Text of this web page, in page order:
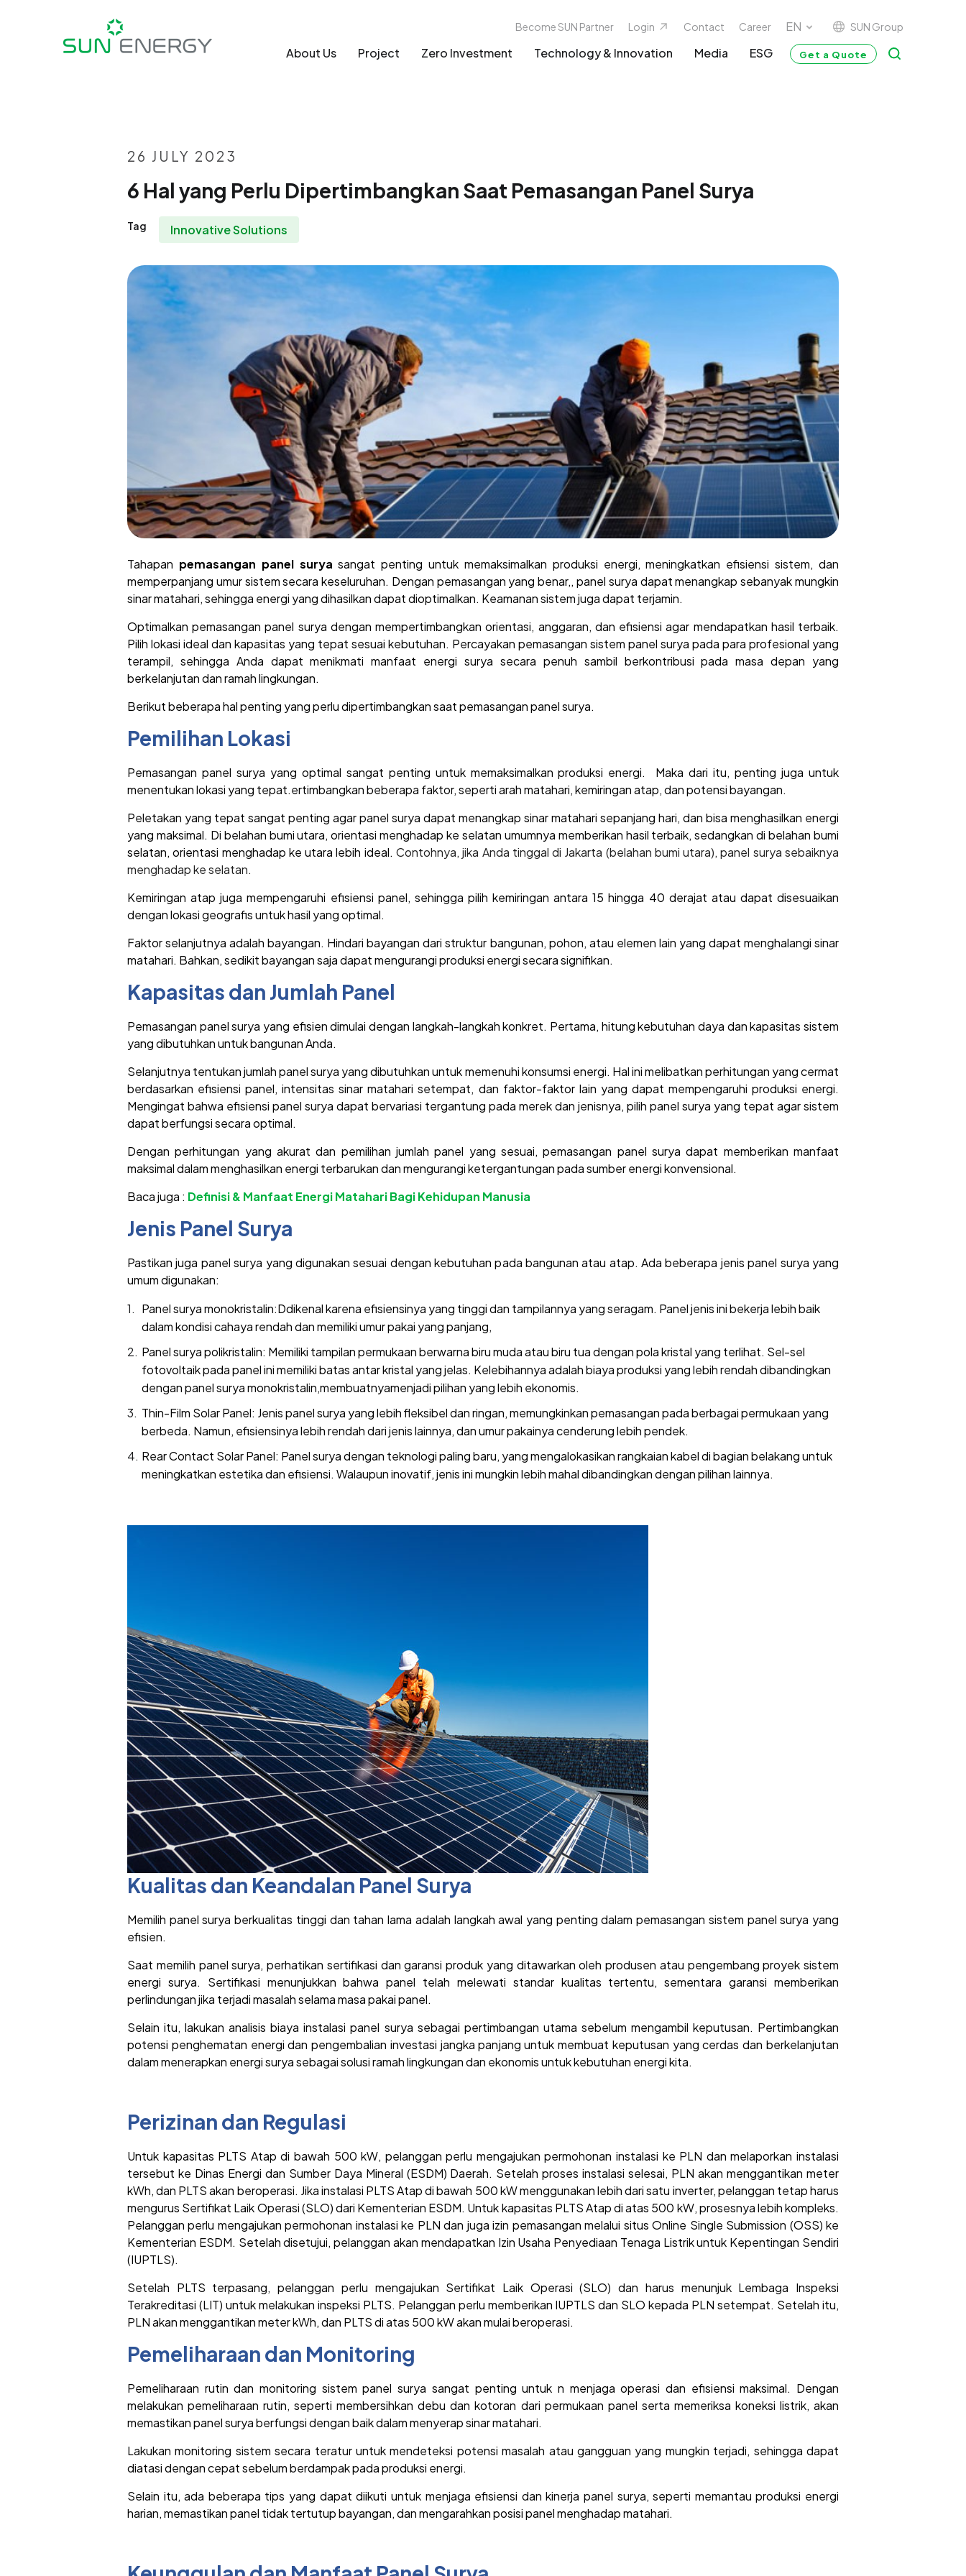
Become SUN Partner Login Contact Career SUN Group
About Us Project Zero Investment Technology & Innovation Media ESG Get a Quote
26 JULY 2023
6 Hal yang Perlu Dipertimbangkan Saat Pemasangan Panel Surya
Tag Innovative Solutions
Tahapan pemasangan panel surya sangat penting untuk memaksimalkan produksi energi, meningkatkan efisiensi sistem, dan
memperpanjang umur sistem secara keseluruhan. Dengan pemasangan yang benar,, panel surya dapat menangkap sebanyak mungkin
sinar matahari, sehingga energi yang dihasilkan dapat dioptimalkan. Keamanan sistem juga dapat terjamin.
Optimalkan pemasangan panel surya dengan mempertimbangkan orientasi, anggaran, dan efisiensi agar mendapatkan hasil terbaik.
Pilih lokasi ideal dan kapasitas yang tepat sesuai kebutuhan. Percayakan pemasangan sistem panel surya pada para profesional yang
terampil, sehingga Anda dapat menikmati manfaat energi surya secara penuh sambil berkontribusi pada masa depan yang
berkelanjutan dan ramah lingkungan.
Berikut beberapa hal penting yang perlu dipertimbangkan saat pemasangan panel surya.
Pemilihan Lokasi
Pemasangan panel surya yang optimal sangat penting untuk memaksimalkan produksi energi. Maka dari itu, penting juga untuk
menentukan lokasi yang tepat.ertimbangkan beberapa faktor, seperti arah matahari, kemiringan atap, dan potensi bayangan.
Peletakan yang tepat sangat penting agar panel surya dapat menangkap sinar matahari sepanjang hari, dan bisa menghasilkan energi
yang maksimal. Di belahan bumi utara, orientasi menghadap ke selatan umumnya memberikan hasil terbaik, sedangkan di belahan bumi
selatan, orientasi menghadap ke utara lebih ideal. Contohnya, jika Anda tinggal di Jakarta (belahan bumi utara), panel surya sebaiknya
menghadap ke selatan.
Kemiringan atap juga mempengaruhi efisiensi panel, sehingga pilih kemiringan antara 15 hingga 40 derajat atau dapat disesuaikan
dengan lokasi geografis untuk hasil yang optimal.
Faktor selanjutnya adalah bayangan. Hindari bayangan dari struktur bangunan, pohon, atau elemen lain yang dapat menghalangi sinar
matahari. Bahkan, sedikit bayangan saja dapat mengurangi produksi energi secara signifikan.
Kapasitas dan Jumlah Panel
Pemasangan panel surya yang efisien dimulai dengan langkah-langkah konkret. Pertama, hitung kebutuhan daya dan kapasitas sistem
yang dibutuhkan untuk bangunan Anda.
Selanjutnya tentukan jumlah panel surya yang dibutuhkan untuk memenuhi konsumsi energi. Hal ini melibatkan perhitungan yang cermat
berdasarkan efisiensi panel, intensitas sinar matahari setempat, dan faktor-faktor lain yang dapat mempengaruhi produksi energi.
Mengingat bahwa efisiensi panel surya dapat bervariasi tergantung pada merek dan jenisnya, pilih panel surya yang tepat agar sistem
dapat berfungsi secara optimal.
Dengan perhitungan yang akurat dan pemilihan jumlah panel yang sesuai, pemasangan panel surya dapat memberikan manfaat
maksimal dalam menghasilkan energi terbarukan dan mengurangi ketergantungan pada sumber energi konvensional.
Baca juga : Definisi & Manfaat Energi Matahari Bagi Kehidupan Manusia
Jenis Panel Surya
Pastikan juga panel surya yang digunakan sesuai dengan kebutuhan pada bangunan atau atap. Ada beberapa jenis panel surya yang
umum digunakan:
Panel surya monokristalin:Ddikenal karena efisiensinya yang tinggi dan tampilannya yang seragam. Panel jenis ini bekerja lebih baik
dalam kondisi cahaya rendah dan memiliki umur pakai yang panjang,
Panel surya polikristalin: Memiliki tampilan permukaan berwarna biru muda atau biru tua dengan pola kristal yang terlihat. Sel-sel
fotovoltaik pada panel ini memiliki batas antar kristal yang jelas. Kelebihannya adalah biaya produksi yang lebih rendah dibandingkan
dengan panel surya monokristalin,membuatnyamenjadi pilihan yang lebih ekonomis.
Thin-Film Solar Panel: Jenis panel surya yang lebih fleksibel dan ringan, memungkinkan pemasangan pada berbagai permukaan yang
berbeda. Namun, efisiensinya lebih rendah dari jenis lainnya, dan umur pakainya cenderung lebih pendek.
Rear Contact Solar Panel: Panel surya dengan teknologi paling baru, yang mengalokasikan rangkaian kabel di bagian belakang untuk
meningkatkan estetika dan efisiensi. Walaupun inovatif, jenis ini mungkin lebih mahal dibandingkan dengan pilihan lainnya.
Kualitas dan Keandalan Panel Surya
Memilih panel surya berkualitas tinggi dan tahan lama adalah langkah awal yang penting dalam pemasangan sistem panel surya yang
efisien.
Saat memilih panel surya, perhatikan sertifikasi dan garansi produk yang ditawarkan oleh produsen atau pengembang proyek sistem
energi surya. Sertifikasi menunjukkan bahwa panel telah melewati standar kualitas tertentu, sementara garansi memberikan
perlindungan jika terjadi masalah selama masa pakai panel.
Selain itu, lakukan analisis biaya instalasi panel surya sebagai pertimbangan utama sebelum mengambil keputusan. Pertimbangkan
potensi penghematan energi dan pengembalian investasi jangka panjang untuk membuat keputusan yang cerdas dan berkelanjutan
dalam menerapkan energi surya sebagai solusi ramah lingkungan dan ekonomis untuk kebutuhan energi kita.
Perizinan dan Regulasi
Untuk kapasitas PLTS Atap di bawah 500 kW, pelanggan perlu mengajukan permohonan instalasi ke PLN dan melaporkan instalasi
tersebut ke Dinas Energi dan Sumber Daya Mineral (ESDM) Daerah. Setelah proses instalasi selesai, PLN akan menggantikan meter
kWh, dan PLTS akan beroperasi. Jika instalasi PLTS Atap di bawah 500 kW menggunakan lebih dari satu inverter, pelanggan tetap harus
mengurus Sertifikat Laik Operasi (SLO) dari Kementerian ESDM. Untuk kapasitas PLTS Atap di atas 500 kW, prosesnya lebih kompleks.
Pelanggan perlu mengajukan permohonan instalasi ke PLN dan juga izin pemasangan melalui situs Online Single Submission (OSS) ke
Kementerian ESDM. Setelah disetujui, pelanggan akan mendapatkan Izin Usaha Penyediaan Tenaga Listrik untuk Kepentingan Sendiri
(IUPTLS).
Setelah PLTS terpasang, pelanggan perlu mengajukan Sertifikat Laik Operasi (SLO) dan harus menunjuk Lembaga Inspeksi
Terakreditasi (LIT) untuk melakukan inspeksi PLTS. Pelanggan perlu memberikan IUPTLS dan SLO kepada PLN setempat. Setelah itu,
PLN akan menggantikan meter kWh, dan PLTS di atas 500 kW akan mulai beroperasi.
Pemeliharaan dan Monitoring
Pemeliharaan rutin dan monitoring sistem panel surya sangat penting untuk n menjaga operasi dan efisiensi maksimal. Dengan
melakukan pemeliharaan rutin, seperti membersihkan debu dan kotoran dari permukaan panel serta memeriksa koneksi listrik, akan
memastikan panel surya berfungsi dengan baik dalam menyerap sinar matahari.
Lakukan monitoring sistem secara teratur untuk mendeteksi potensi masalah atau gangguan yang mungkin terjadi, sehingga dapat
diatasi dengan cepat sebelum berdampak pada produksi energi.
Selain itu, ada beberapa tips yang dapat diikuti untuk menjaga efisiensi dan kinerja panel surya, seperti memantau produksi energi
harian, memastikan panel tidak tertutup bayangan, dan mengarahkan posisi panel menghadap matahari.